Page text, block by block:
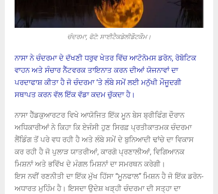
ਚੰਦਰਮਾ, ਫੋਟੋ: ਸਾਈਟੈਕਡੇਲੀਡੌਟਕੌਮ।
ਨਾਸਾ ਨੇ ਚੰਦਰਮਾ ਦੇ ਦੱਖਣੀ ਧਰੁਵ ਖੇਤਰ ਵਿੱਚ ਆਟੋਨੋਮਸ ਡਰੋਨ, ਰੋਬੋਟਿਕ
ਵਾਹਨ ਅਤੇ ਸੰਚਾਰ ਨੈੱਟਵਰਕ ਤਾਇਨਾਤ ਕਰਨ ਦੀਆਂ ਯੋਜਨਾਵਾਂ ਦਾ
ਪਰਦਾਫਾਸ਼ ਕੀਤਾ ਹੈ ਜੋ ਚੰਦਰਮਾ ‘ਤੇ ਲੰਬੇ ਸਮੇਂ ਲਈ ਮਨੁੱਖੀ ਮੌਜੂਦਗੀ
ਸਥਾਪਤ ਕਰਨ ਵੱਲ ਇੱਕ ਵੱਡਾ ਕਦਮ ਚੁੱਕਦਾ ਹੈ।
ਨਾਸਾ ਹੈੱਡਕੁਆਰਟਰ ਵਿਖੇ ਆਯੋਜਿਤ ਇੱਕ ਮੂਨ ਬੇਸ ਬ੍ਰੀਫਿੰਗ ਦੌਰਾਨ
ਅਧਿਕਾਰੀਆਂ ਨੇ ਕਿਹਾ ਕਿ ਏਜੰਸੀ ਹੁਣ ਸਿਰਫ਼ ਪ੍ਰਤੀਕਾਤਮਕ ਚੰਦਰਮਾ
ਲੈਂਡਿੰਗ ਤੋਂ ਪਰੇ ਵਧ ਰਹੀ ਹੈ ਅਤੇ ਲੰਬੇ ਸਮੇਂ ਦੇ ਬੁਨਿਆਦੀ ਢਾਂਚੇ ਦਾ ਵਿਕਾਸ
ਕਰ ਰਹੀ ਹੈ ਜੋ ਪੁਲਾੜ ਯਾਤਰੀਆਂ, ਕਾਰਗੋ ਪ੍ਰਣਾਲੀਆਂ, ਵਿਗਿਆਨਕ
ਮਿਸ਼ਨਾਂ ਅਤੇ ਭਵਿੱਖ ਦੇ ਮੰਗਲ ਮਿਸ਼ਨਾਂ ਦਾ ਸਮਰਥਨ ਕਰੇਗੀ।
ਇਸ ਨਵੀਂ ਰਣਨੀਤੀ ਦਾ ਇੱਕ ਮੁੱਖ ਹਿੱਸਾ “ਮੂਨਫਾਲ” ਮਿਸ਼ਨ ਹੈ ਜੋ ਇੱਕ ਡਰੋਨ-
ਅਧਾਰਤ ਮੁਹਿੰਮ ਹੈ। ਇਸਦਾ ਉਦੇਸ਼ ਖੜ੍ਹੀ ਚੰਦਰਮਾ ਦੀ ਸਤ੍ਹਾ ਦਾ